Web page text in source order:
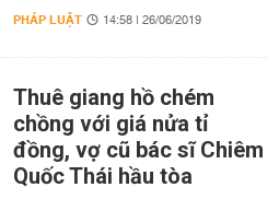
PHÁP LUẬT 14:58 | 26/06/2019
Thuê giang hồ chém
chồng với giá nửa tỉ
đồng, vợ cũ bác sĩ Chiêm
Quốc Thái hầu tòa